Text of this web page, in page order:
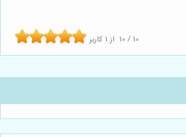
10 / 10 از 1 کاربر